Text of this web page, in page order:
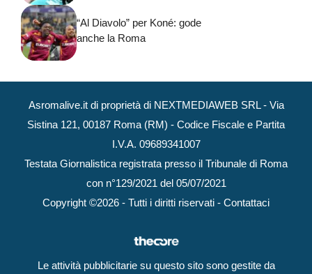
“Al Diavolo” per Koné: gode
anche la Roma
Asromalive.it di proprietà di NEXTMEDIAWEB SRL - Via
Sistina 121, 00187 Roma (RM) - Codice Fiscale e Partita
I.V.A. 09689341007
Testata Giornalistica registrata presso il Tribunale di Roma
con n°129/2021 del 05/07/2021
Copyright ©2026 - Tutti i diritti riservati - Contattaci
Le attività pubblicitarie su questo sito sono gestite da